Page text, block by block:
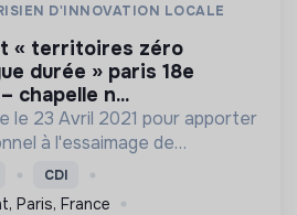
D'INNOVATION LOCALE
durée » paris 18e
chapelle n...
le 23 Avril 2021 pour apporter
à l'essaimage de
Zéro Chômeur de
CDI
Paris, France